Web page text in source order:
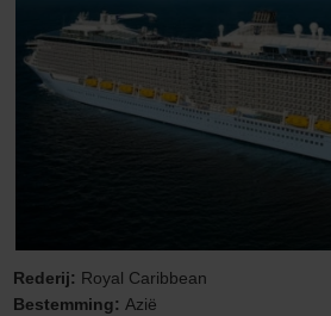
Rederij: Royal Caribbean
Bestemming: Azië